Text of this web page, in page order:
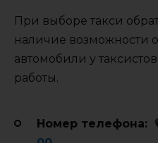
При выборе такси
наличие возможности
автомобили у
работы.
Номер телефона: